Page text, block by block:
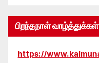
பிறந்தநாள் வாழ்த்துக்கள்
https://